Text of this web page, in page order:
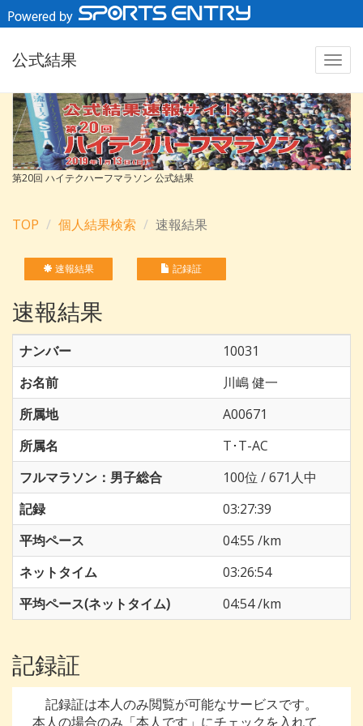
公式結果
第20回 ハイテクハーフマラソン 公式結果
TOP 個人結果検索 速報結果
速報結果 記録証
速報結果
ナンバー
10031
お名前
川嶋 健一
所属地
A00671
所属名
T･T-AC
フルマラソン：男子総合
100位 / 671人中
記録
03:27:39
平均ペース
04:55 /km
ネットタイム
03:26:54
平均ペース(ネットタイム)
04:54 /km
記録証
記録証は本人のみ閲覧が可能なサービスです。
本人の場合のみ「本人です」にチェックを入れて、